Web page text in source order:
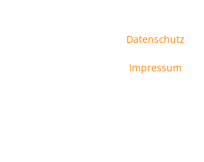
Datenschutz
Impressum